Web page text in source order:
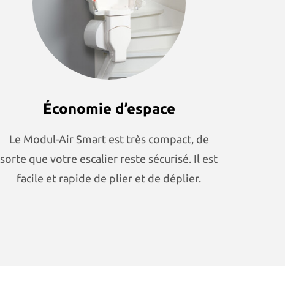
Économie d’espace
Le Modul-Air Smart est très compact, de
sorte que votre escalier reste sécurisé. Il est
facile et rapide de plier et de déplier.